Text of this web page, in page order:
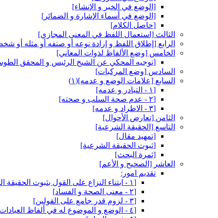
[الوضع في الخبر و الإنشاء]
[الوضع في أسماء الإشارة و الضمائر]
[حاصل الكلام‏]
الثالث‏ [استعمال اللفظ في المعنى المجازي‏]
الرابع‏ [إطلاق اللفظ و إرادة نوعه أو صنفه أو مثله أو
الخامس‏ [وضع الألفاظ لذوات المعاني‏]
[توجيه المحكي عن الشيخ الرئيس و المحقق
السادس‏ [وضع المركبات‏]
السابع‏ [علامات الوضع و عدمه‏](١)
[١ - التبادر و عدمه‏]
[٢ - عدم صحة السلب و صحته‏]
[٣ - الاطراد و عدمه‏]
الثامن‏ [تعارض الأحوال‏]
التاسع‏ [الحقيقة الشرعية]
[تمهيد مقال‏]
[ثبوت الحقيقة الشرعية]
[ثمرة البحث‏]
العاشر [الصحيح و الأعم‏]
تقديم امور:
[١ - ابتناء النزاع على القول بثبوت الحقيقة الشرعية]
[٢ - معنى الصحة و الفساد]
[٣ - لزوم قدر جامع على القولين‏]
[٤ - الوضع و الموضوع له في ألفاظ العبادات‏]